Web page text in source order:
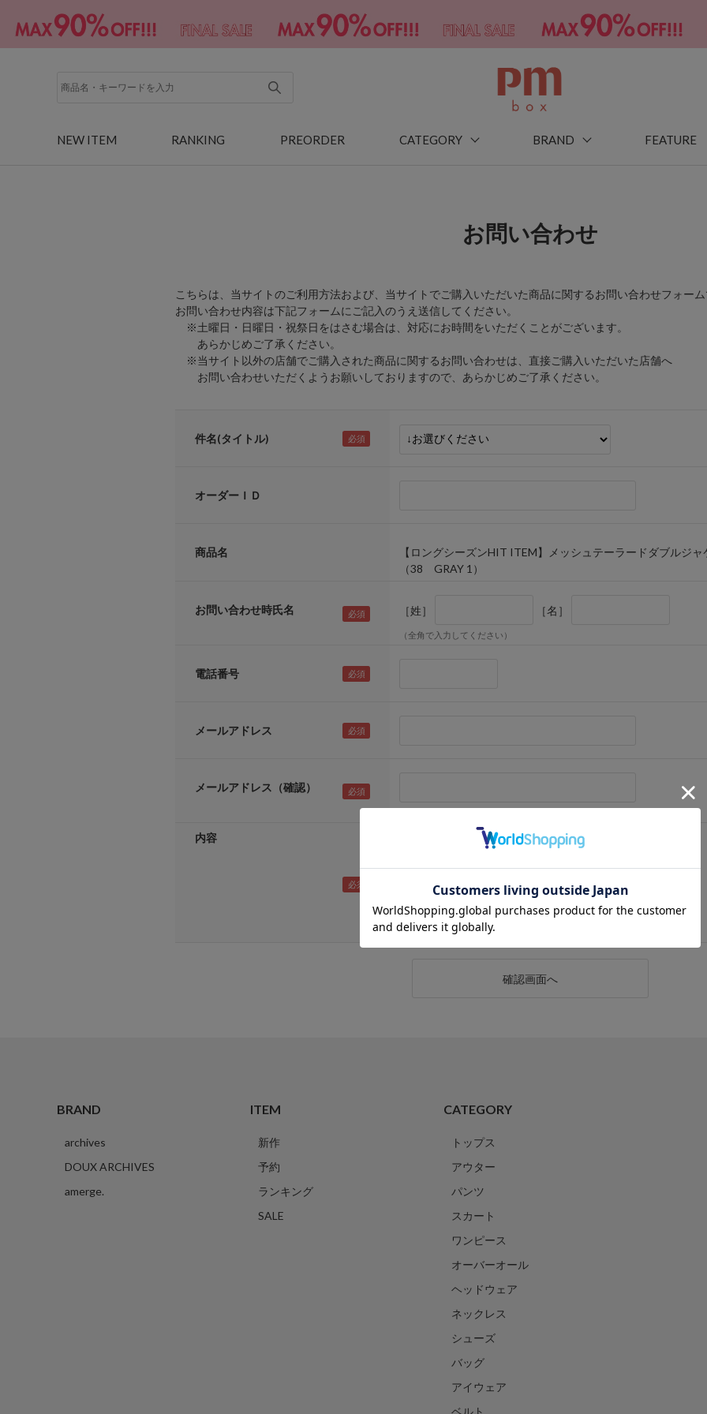
NEW ITEM RANKING PREORDER CATEGORY BRAND FEATURE
お問い合わせ
こちらは、当サイトのご利用方法および、当サイトでご購入いただいた商品に関するお問い合わせフォー
お問い合わせ内容は下記フォームにご記入のうえ送信してください。
※土曜日・日曜日・祝祭日をはさむ場合は、対応にお時間をいただくことがございます。
あらかじめご了承ください。
※当サイト以外の店舗でご購入された商品に関するお問い合わせは、直接ご購入いただいた店舗へ
お問い合わせいただくようお願いしておりますので、あらかじめご了承ください。
件名(タイトル)
オーダーＩＤ
商品名
【ロングシーズンHIT ITEM】メッシュテーラードダブルジャ
（38 GRAY 1）
お問い合わせ時氏名 ［姓］ ［名］
（全角で入力してください）
電話番号
メールアドレス
メールアドレス（確認）
内容
BRAND
archives
DOUX ARCHIVES
amerge.
ITEM
新作
予約
ランキング
SALE
CATEGORY
トップス
アウター
パンツ
スカート
ワンピース
オーバーオール
ヘッドウェア
ネックレス
シューズ
バッグ
アイウェア
ベルト